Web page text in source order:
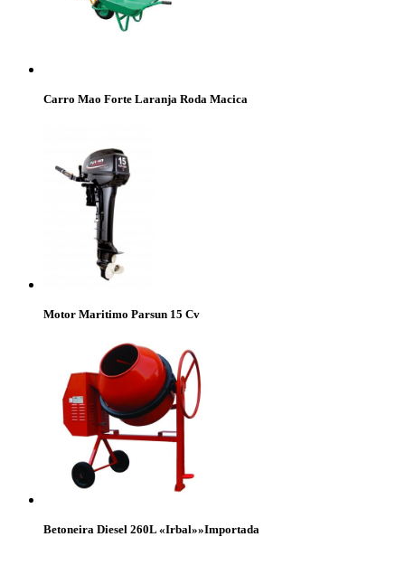
Carro Mao Forte Laranja Roda Macica
Motor Maritimo Parsun 15 Cv
Betoneira Diesel 260L «Irbal»»Importada